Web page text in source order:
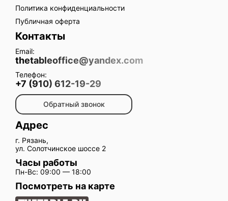
Политика конфиденциальности
Публичная оферта
Контакты
Email:
thetableoffice@yandex.com
Телефон:
+7 (910) 612-19-29
Обратный звонок
Адрес
г. Рязань,
ул. Солотчинское шоссе 2
Часы работы
Пн-Вс: 09:00 — 18:00
Посмотреть на карте